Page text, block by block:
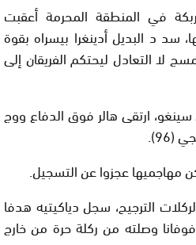
في المنطقة المحرمة أعقبت
سد د البديل أدينغرا بيسراه بقوة
لا التعادل ليحتكم الفريقان إلى
ارتقى هالر فوق الدفاع ووج
عجزوا عن التسجيل.
الترجيح، سجل دياكيتيه هدفا
وصلته من ركلة حرة من خارج